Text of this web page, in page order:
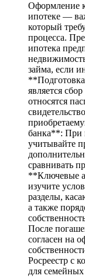
Оформление
ипотеке —
который
процесса.
ипотека
займа, если
является
относятся
банка**: При
учитывайте
сравнивать
**Ключевые
изучите
разделы,
а также
После
согласен на
Росреестр с
для